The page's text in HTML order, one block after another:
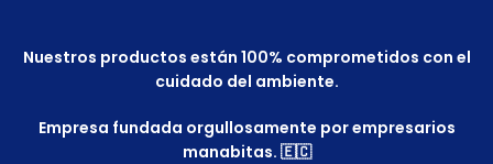
Nuestros productos están 100% comprometidos con el
cuidado del ambiente.
Empresa fundada orgullosamente por empresarios
manabitas. 🇪🇨